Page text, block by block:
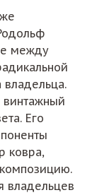
между
владельца.
винтажный
Его
ковра,
владельцев